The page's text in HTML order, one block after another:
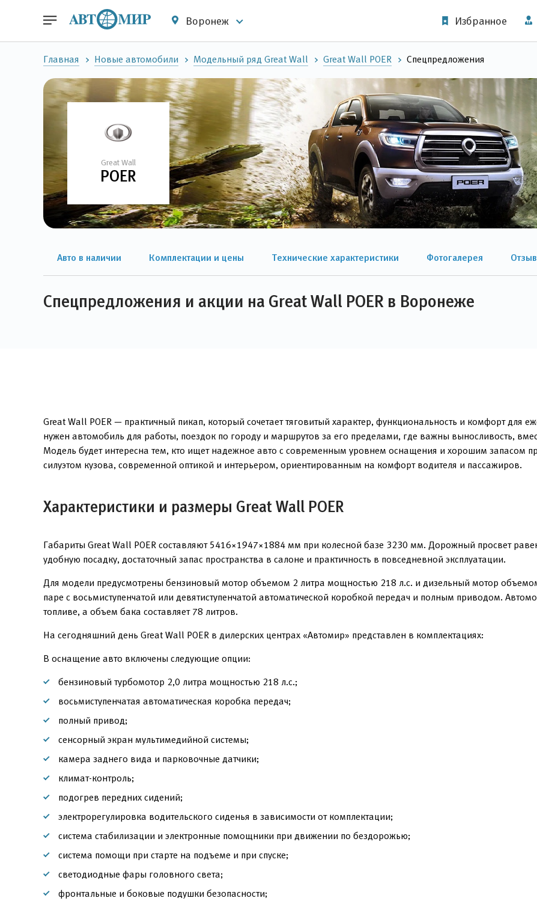
Воронеж Избранное
Главная Новые автомобили Модельный ряд Great Wall Great Wall POER Спецпредложения
Great Wall
POER
Авто в наличии Комплектации и цены Технические характеристики Фотогалерея
Спецпредложения и акции на Great Wall POER в Воронеже
Great Wall POER — практичный пикап, который сочетает тяговитый характер, функциональность и комфорт для
нужен автомобиль для работы, поездок по городу и маршрутов за его пределами, где важны выносливость,
Модель будет интересна тем, кто ищет надежное авто с современным уровнем оснащения и хорошим запасом
силуэтом кузова, современной оптикой и интерьером, ориентированным на комфорт водителя и пассажиров.
Характеристики и размеры Great Wall POER
Габариты Great Wall POER составляют 5416×1947×1884 мм при колесной базе 3230 мм. Дорожный просвет
удобную посадку, достаточный запас пространства в салоне и практичность в повседневной эксплуатации.
Для модели предусмотрены бензиновый мотор объемом 2 литра мощностью 218 л.с. и дизельный мотор
паре с восьмиступенчатой или девятиступенчатой автоматической коробкой передач и полным приводом.
топливе, а объем бака составляет 78 литров.
На сегодняшний день Great Wall POER в дилерских центрах «Автомир» представлен в комплектациях:
В оснащение авто включены следующие опции:
бензиновый турбомотор 2,0 литра мощностью 218 л.с.;
восьмиступенчатая автоматическая коробка передач;
полный привод;
сенсорный экран мультимедийной системы;
камера заднего вида и парковочные датчики;
климат-контроль;
подогрев передних сидений;
электрорегулировка водительского сиденья в зависимости от комплектации;
система стабилизации и электронные помощники при движении по бездорожью;
система помощи при старте на подъеме и при спуске;
светодиодные фары головного света;
фронтальные и боковые подушки безопасности;